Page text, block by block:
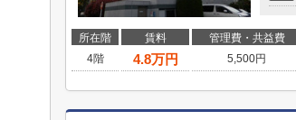
所在階 賃料 管理費・共益費
4階
4.8万円 5,500円